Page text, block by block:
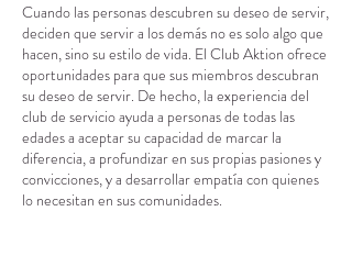
Cuando las personas descubren su deseo de servir,
deciden que servir a los demás no es solo algo que
hacen, sino su estilo de vida. El Club Aktion ofrece
oportunidades para que sus miembros descubran
su deseo de servir. De hecho, la experiencia del
club de servicio ayuda a personas de todas las
edades a aceptar su capacidad de marcar la
diferencia, a profundizar en sus propias pasiones y
convicciones, y a desarrollar empatía con quienes
lo necesitan en sus comunidades.